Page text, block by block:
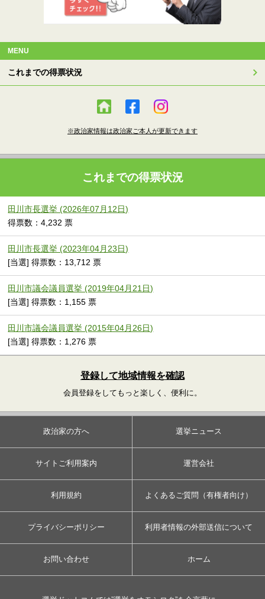
MENU
これまでの得票状況
※政治家情報は政治家ご本人が更新できます
これまでの得票状況
田川市長選挙 (2026年07月12日)
得票数：4,232 票
田川市長選挙 (2023年04月23日)
[当選] 得票数：13,712 票
田川市議会議員選挙 (2019年04月21日)
[当選] 得票数：1,155 票
田川市議会議員選挙 (2015年04月26日)
[当選] 得票数：1,276 票
登録して地域情報を確認
会員登録をしてもっと楽しく、便利に。
政治家の方へ 選挙ニュース
サイトご利用案内 運営会社
利用規約 よくあるご質問（有権者向け）
プライバシーポリシー 利用者情報の外部送信について
お問い合わせ ホーム